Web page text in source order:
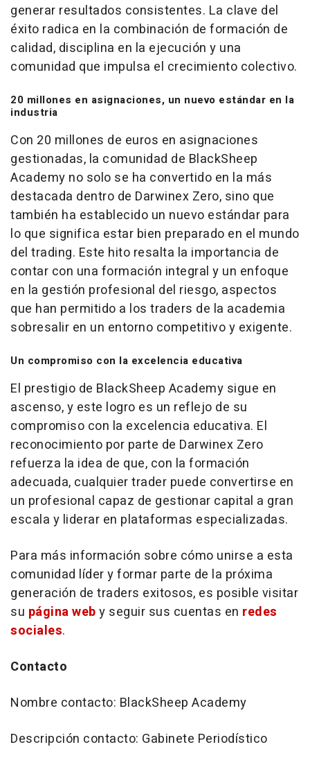
generar resultados consistentes. La clave del
éxito radica en la combinación de formación de
calidad, disciplina en la ejecución y una
comunidad que impulsa el crecimiento colectivo.
20 millones en asignaciones, un nuevo estándar en la
industria
Con 20 millones de euros en asignaciones
gestionadas, la comunidad de BlackSheep
Academy no solo se ha convertido en la más
destacada dentro de Darwinex Zero, sino que
también ha establecido un nuevo estándar para
lo que significa estar bien preparado en el mundo
del trading. Este hito resalta la importancia de
contar con una formación integral y un enfoque
en la gestión profesional del riesgo, aspectos
que han permitido a los traders de la academia
sobresalir en un entorno competitivo y exigente.
Un compromiso con la excelencia educativa
El prestigio de BlackSheep Academy sigue en
ascenso, y este logro es un reflejo de su
compromiso con la excelencia educativa. El
reconocimiento por parte de Darwinex Zero
refuerza la idea de que, con la formación
adecuada, cualquiertrader puede convertirse en
un profesional capaz de gestionar capital a gran
escala y liderar en plataformas especializadas.
Para más información sobre cómo unirse a esta
comunidad líder y formar parte de la próxima
generación de traders exitosos, es posible visitar
su página weby seguir sus cuentas en redes
sociales.
Contacto
Nombre contacto: BlackSheep Academy
Descripción contacto: Gabinete Periodístico